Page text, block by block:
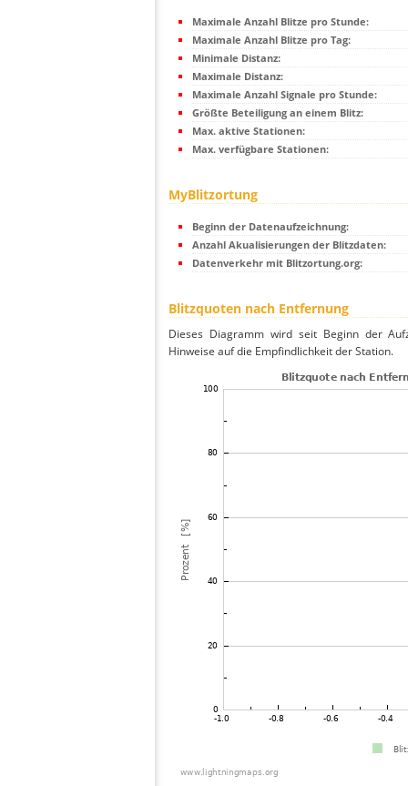
Maximale Anzahl Blitze pro Stunde:
Maximale Anzahl Blitze pro Tag:
Minimale Distanz:
Maximale Distanz:
Maximale Anzahl Signale pro Stunde:
Größte Beteiligung an einem Blitz:
Max. aktive Stationen:
Max. verfügbare Stationen:
MyBlitzortung
Beginn der Datenaufzeichnung:
Anzahl Akualisierungen der Blitzdaten:
Datenverkehr mit Blitzortung.org:
Blitzquoten nach Entfernung
Dieses Diagramm wird seit Beginn der
Hinweise auf die Empfindlichkeit der Station.